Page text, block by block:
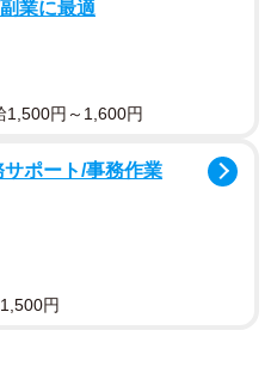
淡い水色のランジェリー、
まとうなど「大人全開」な
にも挑戦。初となるバック
の大胆さに驚かされること
れる1枚で、淡い水色のラン
んだ一番のお気に入りのカ
業に最適
1,500円～1,600円
ポート/事務作業
円